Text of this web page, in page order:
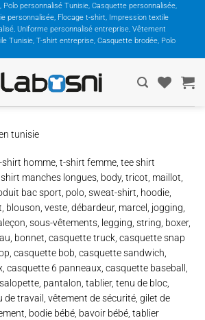
Polo personnalisé Tunisie, Casquette personnalisée,
personnalisée, Flocage t-shirt, Impression textile
Uniforme personnalisé entreprise, Vêtement
Tunisie, T-shirt entreprise, Casquette brodée, Polo
tunisie
shirt homme, t-shirt femme, tee shirt
manches longues, body, tricot, maillot,
bac sport, polo, sweat-shirt, hoodie,
blouson, veste, débardeur, marcel, jogging,
sous-vêtements, legging, string, boxer,
bonnet, casquette truck, casquette snap
casquette bob, casquette sandwich,
casquette 6 panneaux, casquette baseball,
pantalon, tablier, tenu de bloc,
de travail, vêtement de sécurité, gilet de
bodie bébé, bavoir bébé, tablier